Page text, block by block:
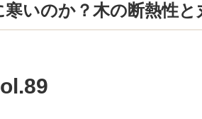
いのか？木の断熱性